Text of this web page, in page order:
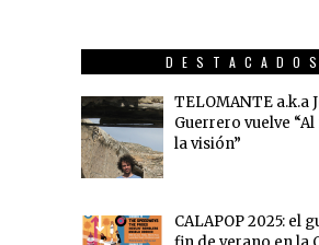
DESTACADOS
TELOMANTE a.k.a
Guerrero vuelve
la visión”
CALAPOP 2025: el